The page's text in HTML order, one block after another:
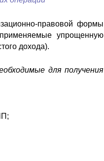
правовой формы
упрощенную
дохода).
для получения